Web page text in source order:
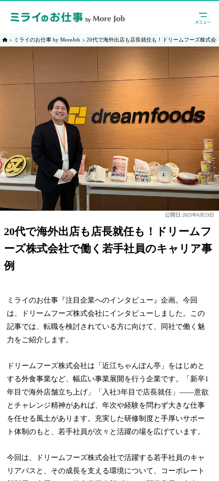
ミライのお仕事 by MoreJob 20代で海外出店も店長就任も！ドリームフーズ株式会
公開日:2025年6月23日
20代で海外出店も店長就任も！ドリームフ
ーズ株式会社で働く若手社員のキャリア事
例
ミライのお仕事『注目企業へのインタビュー』企画。今回
は、ドリームフーズ株式会社にインタビューしました。この
記事では、転職を検討されている方に向けて、同社で働く魅
力をご紹介します。
ドリームフーズ株式会社は「近江ちゃんぽん亭」をはじめと
する外食事業など、幅広い事業展開を行う企業です。「新卒1
年目で海外店舗立ち上げ」「入社3年目で店長就任」——意欲
とチャレンジ精神があれば、年次や経験を問わず大きな仕事
を任せる風土があります。充実した研修制度と手厚いサポー
ト体制のもと、若手社員が次々と活躍の場を広げています。
今回は、ドリームフーズ株式会社で活躍する若手社員のキャ
リアパスと、その成長を支える環境について、コーポレート